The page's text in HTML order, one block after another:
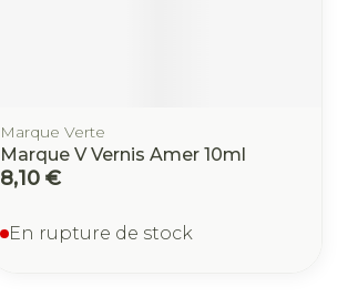
Marque Verte
Marque V Vernis Amer 10ml
8,10 €
En rupture de stock